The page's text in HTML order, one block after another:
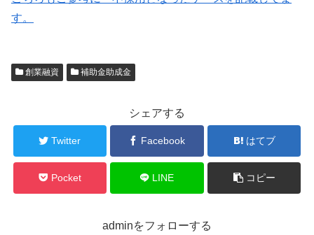
す。
創業融資 補助金助成金
シェアする
Twitter Facebook はてブ
Pocket LINE コピー
adminをフォローする